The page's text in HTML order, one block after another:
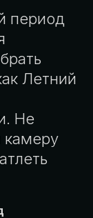
период
Летний
Не
камеру